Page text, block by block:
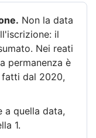
Non la data
il
Nei reati
permanenza è
fatti dal 2020,
a quella data,
1.